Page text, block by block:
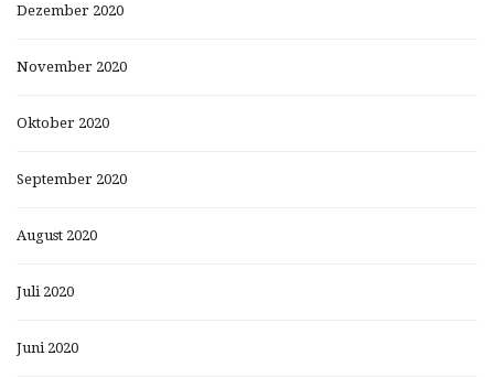
Dezember 2020
November 2020
Oktober 2020
September 2020
August 2020
Juli 2020
Juni 2020